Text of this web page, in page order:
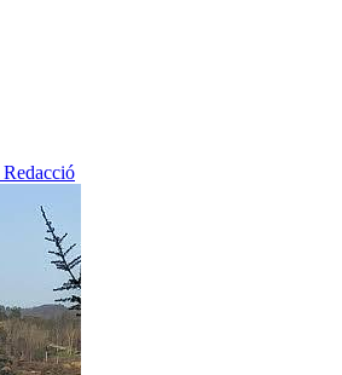
Redacció